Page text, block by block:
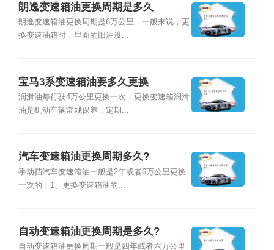
朗逸变速箱油更换周期是多久
朗逸变速箱油更换周期是6万公里，一般来说，更
换变速油箱时，里面的旧油没...
宝马3系变速箱油要多久更换
润滑油每行驶4万公里更换一次，更换变速箱润滑
油是机动车辆常规保养，定期...
汽车变速箱油更换周期多久?
手动挡汽车变速箱油一般是2年或者6万公里更换
一次的：1、更换变速箱油的...
自动变速箱油更换周期是多久?
自动变速箱油更换周期一般是四年或者六万公里